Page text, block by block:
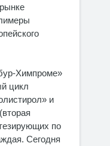
Химпроме»
цикл
и
по
Сегодня